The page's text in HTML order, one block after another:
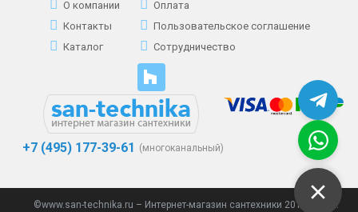
О компании
Контакты
Каталог
Оплата
Пользовательское соглашение
Сотрудничество
+7 (495) 177-39-61 (многоканальный)
©www.san-technika.ru – Интернет-магазин сантехники 2013 - 2023.